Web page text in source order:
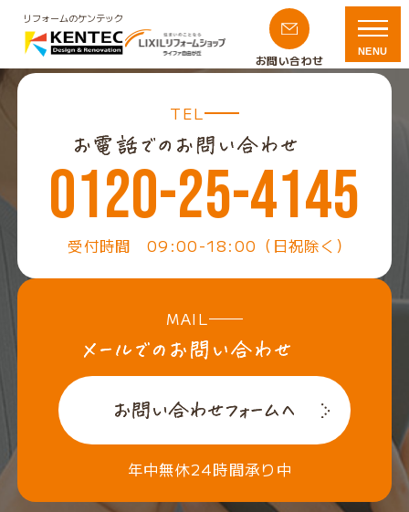
リフォームのケンテック
お問い合わせ
NENU
TEL
0120-25-4145
受付時間 09:00-18:00（日祝除く）
MAIL
年中無休24時間承り中